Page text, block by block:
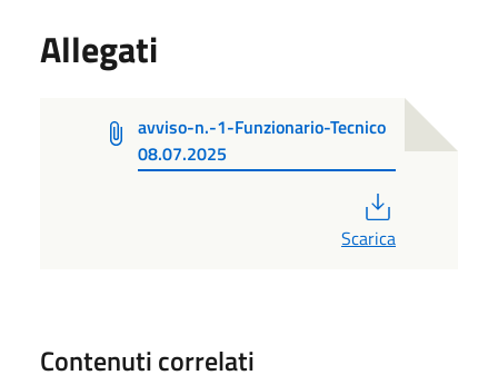
Allegati
avviso-n.-1-Funzionario-Tecnico
08.07.2025
Scarica
Contenuti correlati